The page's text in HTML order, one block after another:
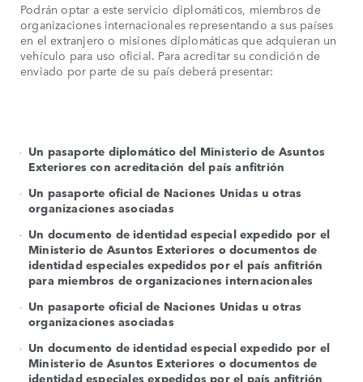
Podrán optar a este servicio diplomáticos, miembros de
organizaciones internacionales representando a sus países
en el extranjero o misiones diplomáticas que adquieran un
vehículo para uso oficial. Para acreditar su condición de
enviado por parte de su país deberá presentar:
Un pasaporte diplomático del Ministerio de Asuntos
Exteriores con acreditación del país anfitrión
Un pasaporte oficial de Naciones Unidas u otras
organizaciones asociadas
Un documento de identidad especial expedido por el
Ministerio de Asuntos Exteriores o documentos de
identidad especiales expedidos por el país anfitrión
para miembros de organizaciones internacionales
Un pasaporte oficial de Naciones Unidas u otras
organizaciones asociadas
Un documento de identidad especial expedido por el
Ministerio de Asuntos Exteriores o documentos de
identidad especiales expedidos por el país anfitrión